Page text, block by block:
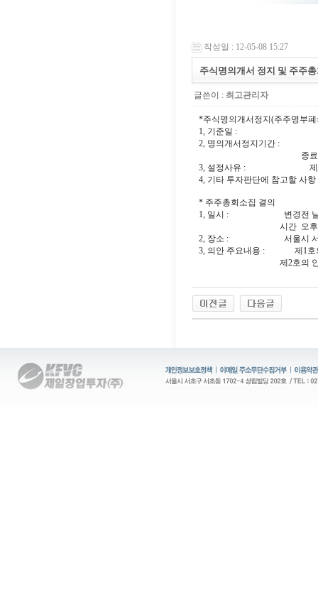
작성일 : 12-05-08 15:27
주식명의개서 정지 및 주주
글쓴이 : 최고관리자
*주식명의개서정지(주주명부
1, 기준일 :
2, 명의개서정지기간 : 시
종료일
3, 설정사유 : 제23기 임
4, 기타 투자판단에 참고할 사
* 주주총회소집 결의
1, 일시 : 변경전 날짜
시간 오후
2, 장소 : 서울시 서초구
3, 의안 주요내용 : 제1호의
제2호의 안 - 자